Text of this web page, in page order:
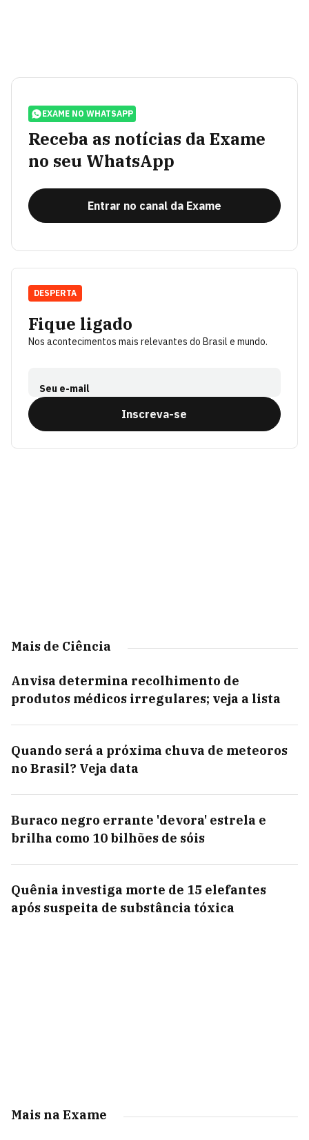
EXAME NO WHATSAPP
Receba as notícias da Exame
no seu WhatsApp
Entrar no canal da Exame
Fique ligado
Nos acontecimentos mais relevantes do Brasil e mundo.
Seu e-mail
Inscreva-se
DESPERTA
Mais de Ciência
Anvisa determina recolhimento de
produtos médicos irregulares; veja a lista
Quando será a próxima chuva de meteoros
no Brasil? Veja data
Buraco negro errante 'devora' estrela e
brilha como 10 bilhões de sóis
Quênia investiga morte de 15 elefantes
após suspeita de substância tóxica
Mais na Exame